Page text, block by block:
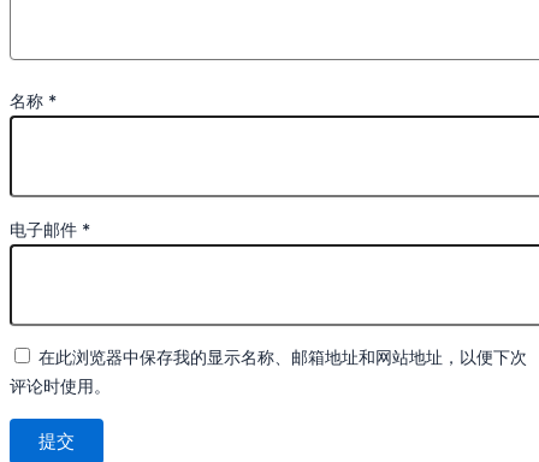
名称 *
电子邮件 *
在此浏览器中保存我的显示名称、邮箱地址和网站地址，以便下次
评论时使用。